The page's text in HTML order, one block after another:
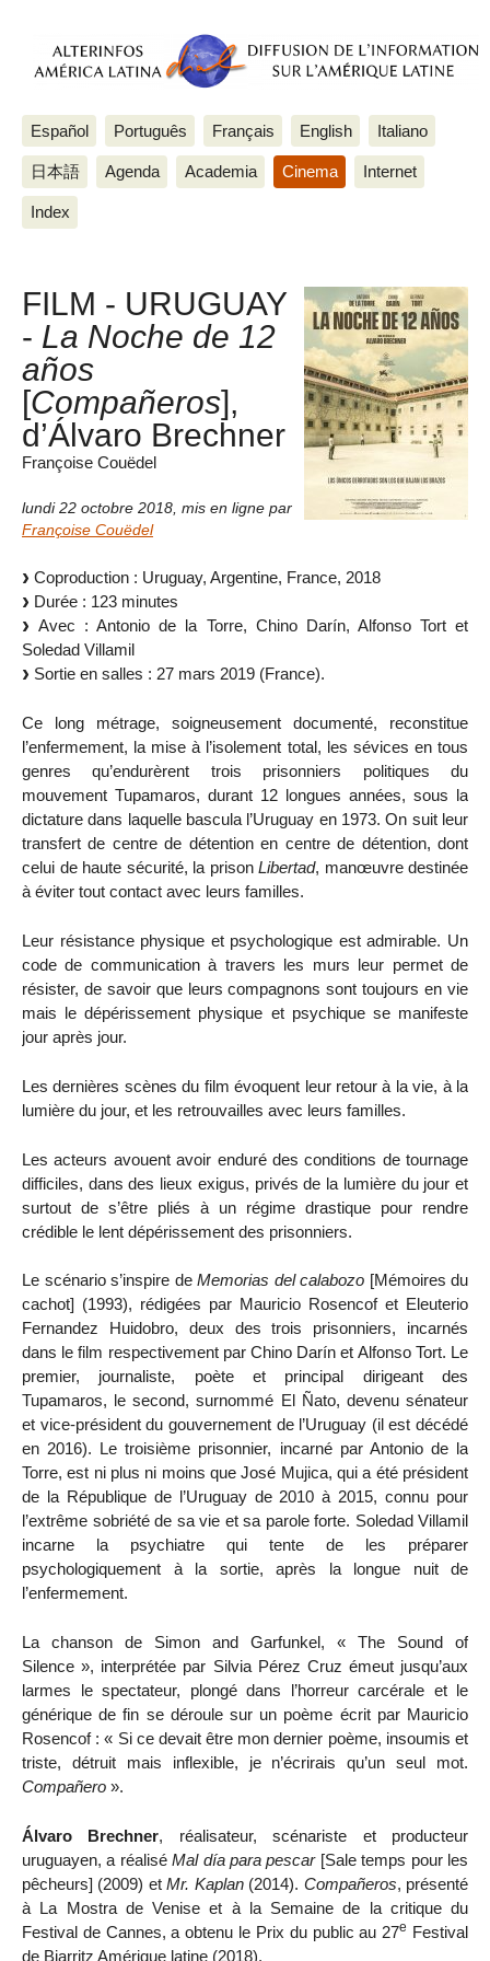
Español Português Français English Italiano
日本語 Agenda Academia Cinema Internet
Index
FILM - URUGUAY
- La Noche de 12
años
[Compañeros],
d’Álvaro Brechner
Françoise Couëdel
lundi 22 octobre 2018 mis en ligne par
Françoise Couëdel
Coproduction : Uruguay, Argentine, France, 2018
Durée : 123 minutes
Avec : Antonio de la Torre, Chino Darín, Alfonso Tort et
Soledad Villamil
Sortie en salles : 27 mars 2019 (France).
Ce long métrage, soigneusement documenté, reconstitue
l’enfermement, la mise à l’isolement total, les sévices en tous
genres qu’endurèrent trois prisonniers politiques du
mouvement Tupamaros, durant 12 longues années, sous la
dictature dans laquelle bascula l’Uruguay en 1973. On suit leur
transfert de centre de détention en centre de détention, dont
celui de haute sécurité, la prison Libertad, manœuvre destinée
à éviter tout contact avec leurs familles.
Leur résistance physique et psychologique est admirable. Un
code de communication à travers les murs leur permet de
résister, de savoir que leurs compagnons sont toujours en vie
mais le dépérissement physique et psychique se manifeste
jour après jour.
Les dernières scènes du film évoquent leur retour à la vie, à la
lumière du jour, et les retrouvailles avec leurs familles.
Les acteurs avouent avoir enduré des conditions de tournage
difficiles, dans des lieux exigus, privés de la lumière du jour et
surtout de s’être pliés à un régime drastique pour rendre
crédible le lent dépérissement des prisonniers.
Le scénario s’inspire de Memorias del calabozo [Mémoires du
cachot] (1993), rédigées par Mauricio Rosencof et Eleuterio
Fernandez Huidobro, deux des trois prisonniers, incarnés
dans le film respectivement par Chino Darín et Alfonso Tort. Le
premier, journaliste, poète et principal dirigeant des
Tupamaros, le second, surnommé El Ñato, devenu sénateur
et vice-président du gouvernement de l’Uruguay (il est décédé
en 2016). Le troisième prisonnier, incarné par Antonio de la
Torre, est ni plus ni moins que José Mujica, qui a été président
de la République de l’Uruguay de 2010 à 2015, connu pour
l’extrême sobriété de sa vie et sa parole forte. Soledad Villamil
incarne la psychiatre qui tente de les préparer
psychologiquement à la sortie, après la longue nuit de
l’enfermement.
La chanson de Simon and Garfunkel, « The Sound of
Silence », interprétée par Silvia Pérez Cruz émeut jusqu’aux
larmes le spectateur, plongé dans l’horreur carcérale et le
générique de fin se déroule sur un poème écrit par Mauricio
Rosencof : « Si ce devait être mon dernier poème, insoumis et
triste, détruit mais inflexible, je n’écrirais qu’un seul mot.
Compañero ».
Álvaro Brechner, réalisateur, scénariste et producteur
uruguayen, a réaliséMal día para pescar[Sale temps pour les
pêcheurs] (2009) etMr. Kaplan(2014). Compañeros, présenté
à La Mostra de Venise et à la Semaine de la critique du
Festival de Cannes, a obtenu le Prix du public au 27e Festival
de Biarritz Amérique latine (2018).